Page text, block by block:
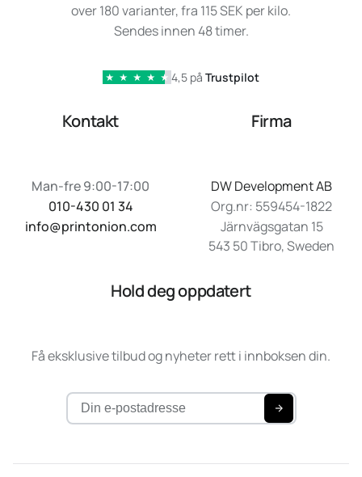
over 180 varianter, fra 115 SEK per kilo.
Sendes innen 48 timer.
★ ★ ★ ★ ★ 4,5 på Trustpilot
Kontakt
Man-fre 9:00-17:00
010-430 01 34
info@printonion.com
Firma
DW Development AB
Org.nr: 559454-1822
Järnvägsgatan 15
543 50 Tibro, Sweden
Hold deg oppdatert
Få eksklusive tilbud og nyheter rett i innboksen din.